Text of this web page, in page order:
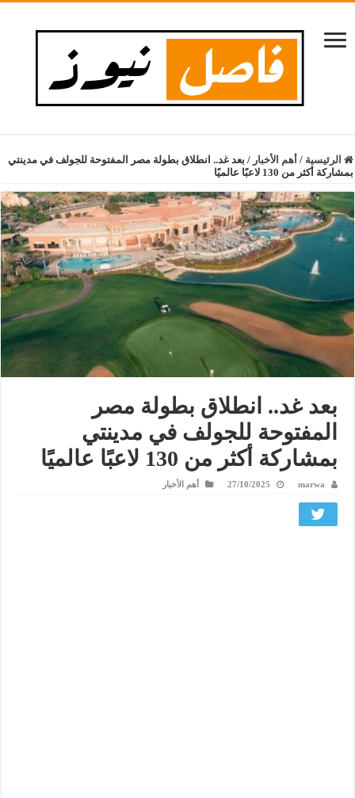
الرئيسية / أهم الأخبار / بعد غد.. انطلاق بطولة مصر المفتوحة للجولف في مدينتي
بمشاركة أكثر من 130 لاعبًا عالميًا
بعد غد.. انطلاق بطولة مصر
المفتوحة للجولف في مدينتي
بمشاركة أكثر من 130 لاعبًا عالميًا
marwa
27/10/2025 أهم الأخبار